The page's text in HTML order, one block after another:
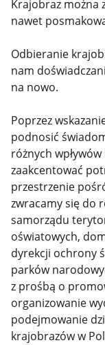
Krajobraz można
nawet
Odbieranie
nam
na nowo.
Poprzez
podnosić
różnych
zaakcentować
przestrzenie
zwracamy się do
samorządu
oświatowych,
dyrekcji ochrony
parków
z prośbą o
organizowanie
podejmowanie
krajobrazów w